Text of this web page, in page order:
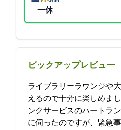
一休
ピックアップレビュー
ライブラリーラウンジや
えるので十分に楽しめま
ンクサービスのハートラ
に伺ったのですが、緊急